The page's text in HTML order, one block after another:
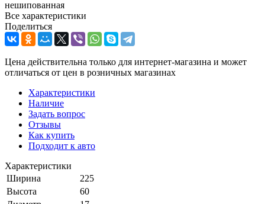
нешипованная
Все характеристики
Поделиться
Цена действительна только для интернет-магазина и может
отличаться от цен в розничных магазинах
Характеристики
Наличие
Задать вопрос
Отзывы
Как купить
Подходит к авто
Характеристики
Ширина
225
Высота
60